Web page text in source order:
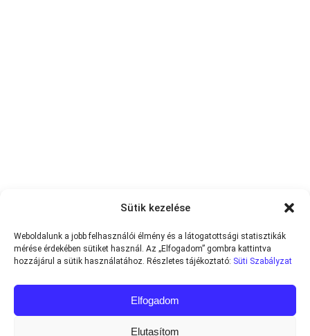
Sütik kezelése
Weboldalunk a jobb felhasználói élmény és a látogatottsági statisztikák
mérése érdekében sütiket használ. Az „Elfogadom” gombra kattintva
hozzájárul a sütik használatához. Részletes tájékoztató: Süti Szabályzat
Elfogadom
Elutasítom